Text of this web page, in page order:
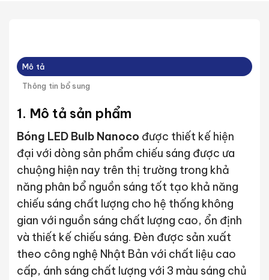
Mô tả
Thông tin bổ sung
1. Mô tả sản phẩm
Bóng LED Bulb Nanoco được thiết kế hiện
đại với dòng sản phẩm chiếu sáng được ưa
chuộng hiện nay trên thị trường trong khả
năng phân bổ nguồn sáng tốt tạo khả năng
chiếu sáng chất lượng cho hệ thống không
gian với nguồn sáng chất lượng cao, ổn định
và thiết kế chiếu sáng. Đèn được sản xuất
theo công nghệ Nhật Bản với chất liệu cao
cấp, ánh sáng chất lượng với 3 màu sáng chủ